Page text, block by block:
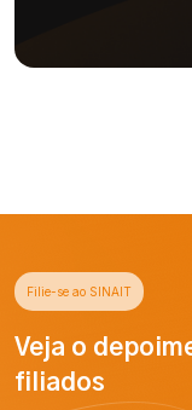
Filie-se ao SINAIT
Veja o
filiados